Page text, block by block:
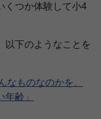
くつか体験して小4
以下のようなことを
なものなのかを、
齢」